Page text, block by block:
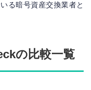
る暗号資産交換業者と
の比較一覧